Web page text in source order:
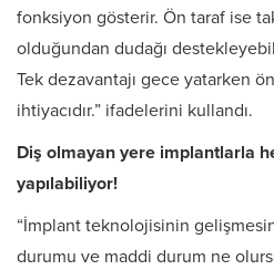
fonksiyon gösterir. Ön taraf ise
olduğundan dudağı
Tek dezavantajı gece yatarken ön
ihtiyacıdır.” ifadelerini kullandı.
Diş olmayan yere implantlarla
yapılabiliyor!
“İmplant teknolojisinin
durumu ve maddi durum ne